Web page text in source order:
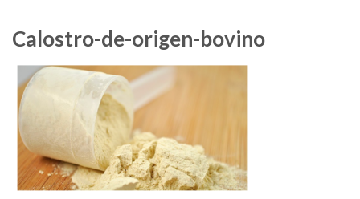
Calostro-de-origen-bovino